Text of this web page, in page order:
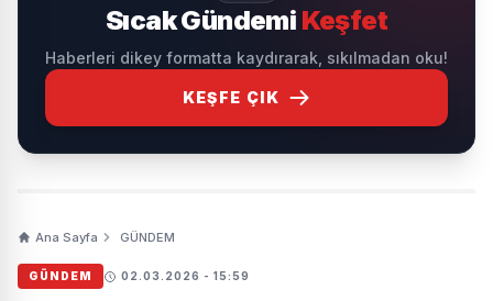
Sıcak Gündemi Keşfet
Haberleri dikey formatta kaydırarak, sıkılmadan oku!
KEŞFE ÇIK
Ana Sayfa GÜNDEM
GÜNDEM 02.03.2026 - 15:59